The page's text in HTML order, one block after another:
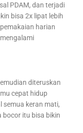
PDAM, dan terjadi
bisa 2x lipat lebih
harian
diteruskan
cepat hidup
semua keran mati,
bocor itu bisa bikin